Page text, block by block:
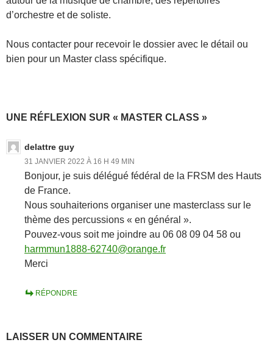
d’orchestre et de soliste.
Nous contacter pour recevoir le dossier avec le détail ou
bien pour un Master class spécifique.
UNE RÉFLEXION SUR « MASTER CLASS »
delattre guy
31 JANVIER 2022 À 16 H 49 MIN
Bonjour, je suis délégué fédéral de la FRSM des Hauts
de France.
Nous souhaiterions organiser une masterclass sur le
thème des percussions « en général ».
Pouvez-vous soit me joindre au 06 08 09 04 58 ou
harmmun1888-62740@orange.fr
Merci
RÉPONDRE
LAISSER UN COMMENTAIRE